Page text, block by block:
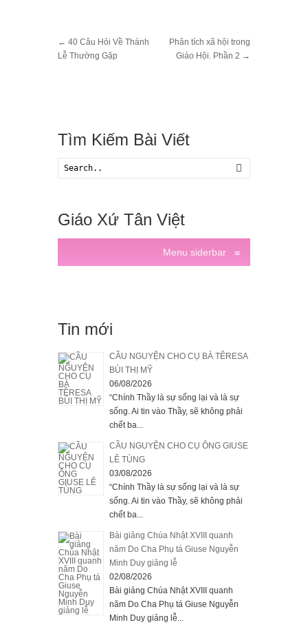
← 40 Câu Hỏi Về Thánh
Lễ Thường Gặp
Phân tích xã hội trong
Giáo Hội. Phần 2 →
Tìm Kiếm Bài Viết
Giáo Xứ Tân Việt
Menu siderbar ≡
Tin mới
CẦU NGUYỆN CHO CỤ BÀ TÊRESA
BÙI THỊ MỸ
06/08/2026
“Chính Thầy là sự sống lại và là sự
sống. Ai tin vào Thầy, sẽ không phải
chết ba...
CẦU NGUYỆN CHO CỤ ÔNG GIUSE
LÊ TÙNG
03/08/2026
“Chính Thầy là sự sống lại và là sự
sống. Ai tin vào Thầy, sẽ không phải
chết ba...
Bài giảng Chúa Nhật XVIII quanh
năm Do Cha Phụ tá Giuse Nguyễn
Minh Duy giảng lễ
02/08/2026
Bài giảng Chúa Nhật XVIII quanh
năm Do Cha Phụ tá Giuse Nguyễn
Minh Duy giảng lễ...